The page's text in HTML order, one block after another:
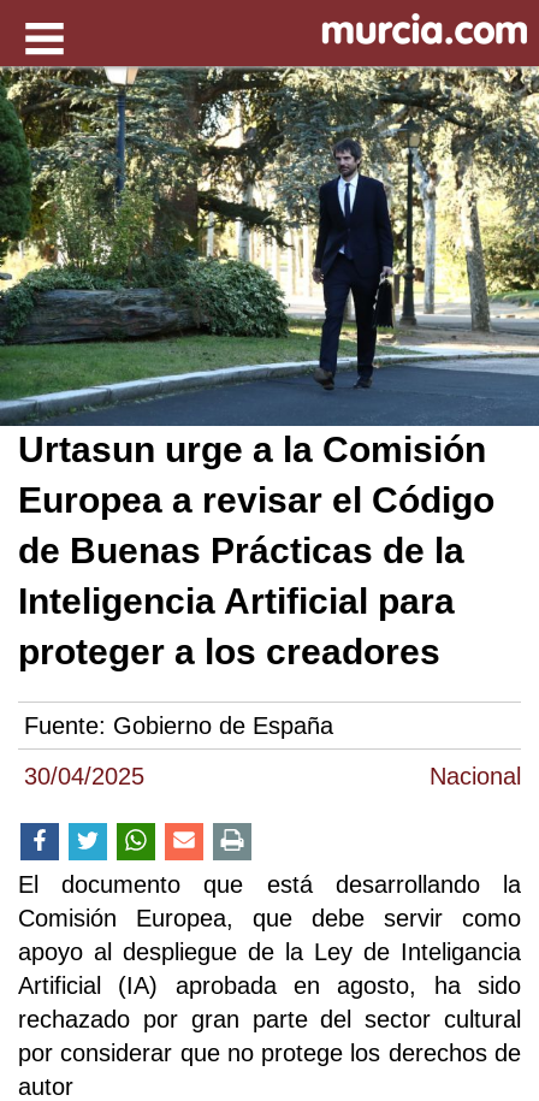
30/04/2025 Nacional
Urtasun urge a la Comisión
Europea a revisar el Código
de Buenas Prácticas de la
Inteligencia Artificial para
proteger a los creadores
Fuente: Gobierno de España
El documento que está desarrollando la
Comisión Europea, que debe servir como
apoyo al despliegue de la Ley de Inteligancia
Artificial (IA) aprobada en agosto, ha sido
rechazado por gran parte del sector cultural
por considerar que no protege los derechos de
autor